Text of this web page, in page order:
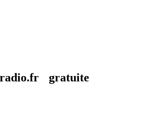
radio.fr gratuite